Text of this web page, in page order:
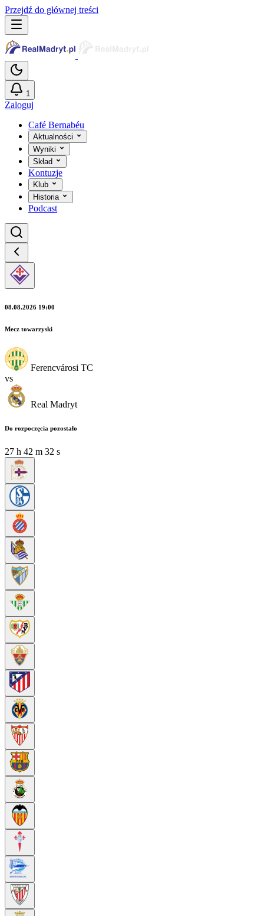
Przejdź do głównej treści
1
Zaloguj
Café Bernabéu
Aktualności
Wyniki
Skład
Kontuzje
Klub
Historia
Podcast
08.08.2026 19:00
Mecz towarzyski
Ferencvárosi TC
vs
Real Madryt
Do rozpoczęcia pozostało
27 h 42 m 31 s